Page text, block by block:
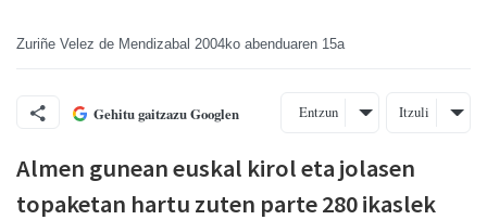
Zuriñe Velez de Mendizabal 2004ko abenduaren 15a
Gehitu gaitzazu Googlen Entzun Itzuli
Almen gunean euskal kirol eta jolasen
topaketan hartu zuten parte 280 ikaslek